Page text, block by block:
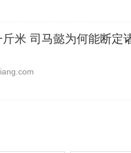
米 司马懿为何能断定